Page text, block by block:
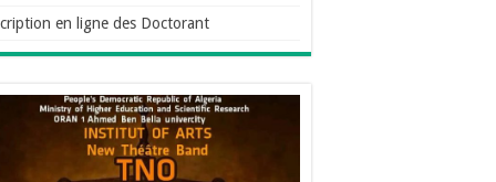
en ligne des Doctorant